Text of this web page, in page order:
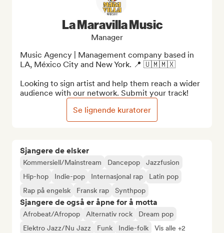
Sjangere de elsker
Kommersiell/Mainstream Dancepop
Jazzfusion
Hip-hop
Indie-pop Internasjonal rap
Latin pop
Rap på engelsk
Fransk rap Synthpop
Sjangere de også er åpne for å motta
Afrobeat/Afropop Alternativ rock
Dream pop
Elektro Jazz/Nu Jazz
Funk Indie-folk Vis alle +2
La Maravilla Music
Manager
Music Agency | Management company based in
LA, México City and New York. 📍 🇺🇲🇲🇽
Looking to sign artist and help them reach a wider
audience with our network. Submit your track!
Se lignende kuratorer